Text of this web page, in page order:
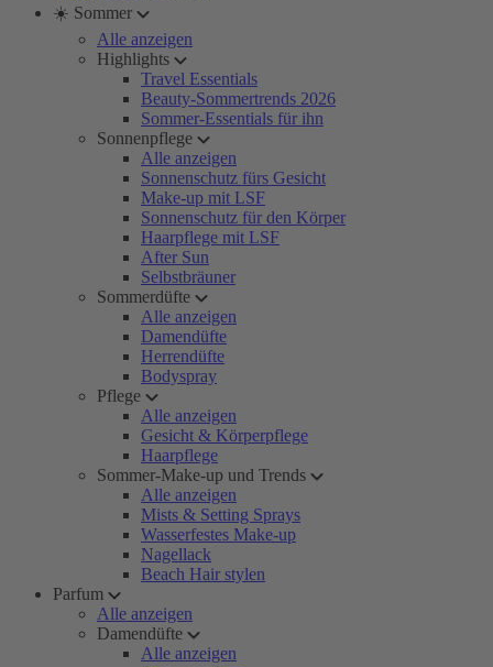
☀️ Sommer
Alle anzeigen
Highlights
Travel Essentials
Beauty-Sommertrends 2026
Sommer-Essentials für ihn
Sonnenpflege
Alle anzeigen
Sonnenschutz fürs Gesicht
Make-up mit LSF
Sonnenschutz für den Körper
Haarpflege mit LSF
After Sun
Selbstbräuner
Sommerdüfte
Alle anzeigen
Damendüfte
Herrendüfte
Bodyspray
Pflege
Alle anzeigen
Gesicht & Körperpflege
Haarpflege
Sommer-Make-up und Trends
Alle anzeigen
Mists & Setting Sprays
Wasserfestes Make-up
Nagellack
Beach Hair stylen
Parfum
Alle anzeigen
Damendüfte
Alle anzeigen